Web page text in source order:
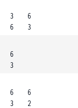
3
6
6
3
6
3
6
3
6
2